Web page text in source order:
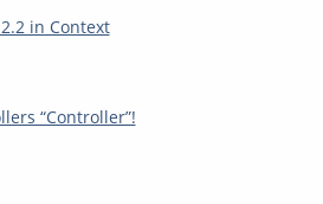
in Context
“Controller”!